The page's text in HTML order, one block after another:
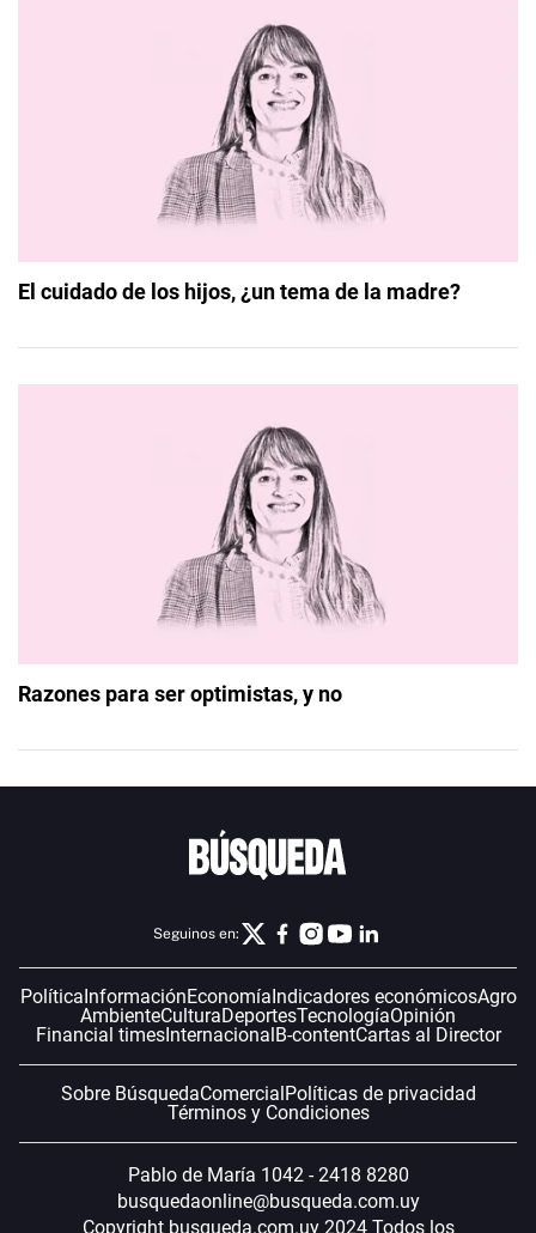
El cuidado de los hijos, ¿un tema de la madre?
Razones para ser optimistas, y no
Seguinos en:
PolíticaInformaciónEconomíaIndicadores económicosAgro
AmbienteCulturaDeportesTecnologíaOpinión
Financial timesInternacionalB-contentCartas al Director
Sobre BúsquedaComercialPolíticas de privacidad
Términos y Condiciones
Pablo de María 1042 - 2418 8280
busquedaonline@busqueda.com.uy
Copyright busqueda.com.uy 2024 Todos los